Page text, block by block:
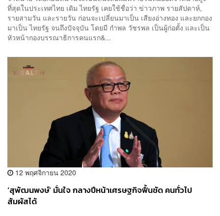
ที่สุดในประเทศไทย เดิม ไทยรัฐ เคยใช้ชื่อว่า ข่าวภาพ รายสัปดาห์,
รายสามวัน และรายวัน ก่อนจะเปลี่ยนมาเป็น เสียงอ่างทอง และยกกอง
มาเป็น ไทยรัฐ จนถึงปัจจุบัน โดยมี กำพล วัชรพล เป็นผู้ก่อตั้ง และเป็น
หัวหน้ากองบรรณาธิการคนแรก&...
12 พฤศจิกายน 2020
‘สุพัฒนพงษ์’ มั่นใจ กลางปีหน้าเศรษฐกิจฟื้นชัด คนทั่วไป
สัมผัสได้